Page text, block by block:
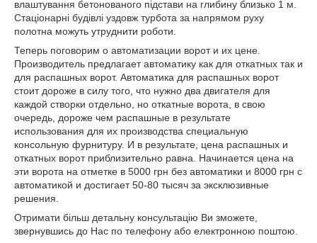
влаштування бетонованого підстави на глибину близько 1 м.
Стаціонарні будівлі уздовж турбота за напрямом руху
полотна можуть утруднити роботи.
Теперь поговорим о автоматизации ворот и их цене.
Производитель предлагает автоматику как для откатных так и
для распашных ворот. Автоматика для распашных ворот
стоит дороже в силу того, что нужно два двигателя для
каждой створки отдельно, но откатные ворота, в свою
очередь, дороже чем распашные в результате
использования для их производства специальную
консольную фурнитуру. И в результате, цена распашных и
откатных ворот приблизительно равна. Начинается цена на
эти ворота на отметке в 5000 грн без автоматики и 8000 грн с
автоматикой и достигает 50-80 тысяч за эксклюзивные
решения.
Отримати більш детальну консультацію Ви зможете,
звернувшись до Нас по телефону або електронною поштою.